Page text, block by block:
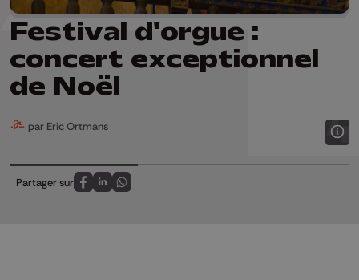
Festival d'orgue :
concert exceptionnel
de Noël
par Eric Ortmans
Partager sur
Partagez sur FaceBook
Partagez sur LinkedIn
Partagez sur Whatsapp